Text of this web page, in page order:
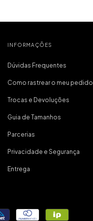
virei fã da
INFORMAÇÕES
Dúvidas Frequentes
Como rastrear o meu pedido
Trocas e Devoluções
Guia de Tamanhos
Parcerias
Privacidade e Segurança
Entrega